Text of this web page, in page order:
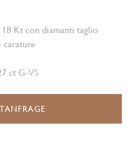
Kt con diamanti taglio
carature
ct G-VS